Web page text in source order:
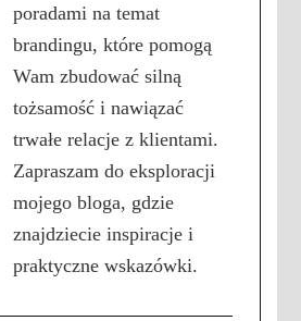
poradami na temat
brandingu, które pomogą
Wam zbudować silną
tożsamość i nawiązać
trwałe relacje z klientami.
Zapraszam do eksploracji
mojego bloga, gdzie
znajdziecie inspiracje i
praktyczne wskazówki.